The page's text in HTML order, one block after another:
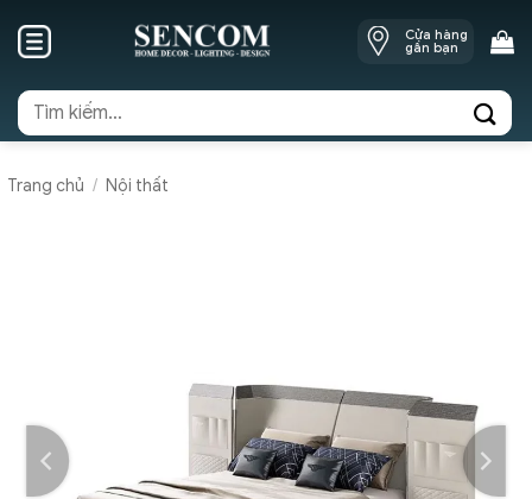
Cửa hàng
gần bạn
Tìm
kiếm:
Trang chủ / Nội thất